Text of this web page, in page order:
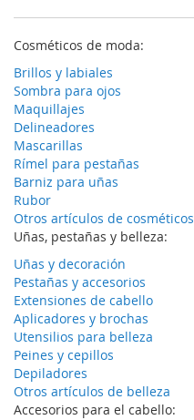
Cosméticos de moda:
Brillos y labiales
Sombra para ojos
Maquillajes
Delineadores
Mascarillas
Rímel para pestañas
Barniz para uñas
Rubor
Otros artículos de cosméticos
Uñas, pestañas y belleza:
Uñas y decoración
Pestañas y accesorios
Extensiones de cabello
Aplicadores y brochas
Utensilios para belleza
Peines y cepillos
Depiladores
Otros artículos de belleza
Accesorios para el cabello: